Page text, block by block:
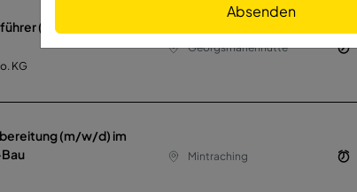
(m/w/d) im
KG
Georgsmarienhütte
(m/w/d) im
Mintraching
Absenden